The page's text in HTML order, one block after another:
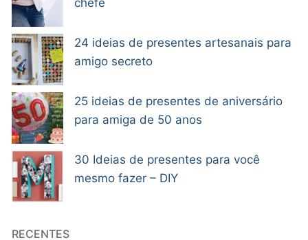
24 ideias de presentes artesanais para
amigo secreto
25 ideias de presentes de aniversário
para amiga de 50 anos
30 Ideias de presentes para você
mesmo fazer – DIY
RECENTES